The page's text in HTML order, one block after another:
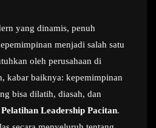
yang dinamis, penuh
menjadi salah satu
oleh perusahaan di
kabar baiknya: kepemimpinan
bisa dilatih, diasah, dan
Pelatihan Leadership Pacitan.